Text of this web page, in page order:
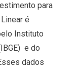
para
é
Instituto
e do
dados